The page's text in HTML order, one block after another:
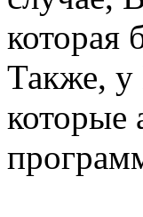
которая
Также, у
которые